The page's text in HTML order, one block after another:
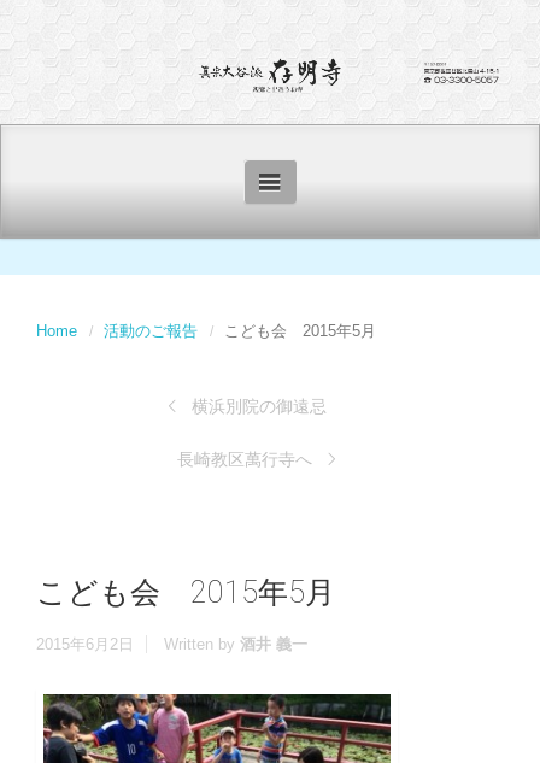
Home 活動のご報告 こども会 2015年5月
横浜別院の御遠忌
長崎教区萬行寺へ
こども会 2015年5月
2015年6月2日 Written by 酒井 義一